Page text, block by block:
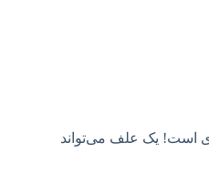
است! یک علف می‌تواند